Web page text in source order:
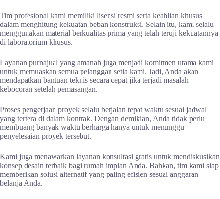
Tim profesional kami memiliki lisensi resmi serta keahlian khusus
dalam menghitung kekuatan beban konstruksi. Selain itu, kami selalu
menggunakan material berkualitas prima yang telah teruji kekuatannya
di laboratorium khusus.
Layanan purnajual yang amanah juga menjadi komitmen utama kami
untuk memuaskan semua pelanggan setia kami. Jadi, Anda akan
mendapatkan bantuan teknis secara cepat jika terjadi masalah
kebocoran setelah pemasangan.
Proses pengerjaan proyek selalu berjalan tepat waktu sesuai jadwal
yang tertera di dalam kontrak. Dengan demikian, Anda tidak perlu
membuang banyak waktu berharga hanya untuk menunggu
penyelesaian proyek tersebut.
Kami juga menawarkan layanan konsultasi gratis untuk mendiskusikan
konsep desain terbaik bagi rumah impian Anda. Bahkan, tim kami siap
memberikan solusi alternatif yang paling efisien sesuai anggaran
belanja Anda.